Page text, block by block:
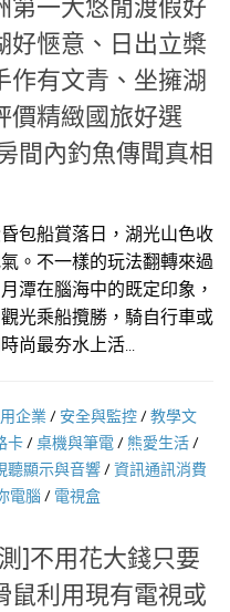
第一大悠閒渡假好
好愜意、日出立槳
作有文青、坐擁湖
價精緻國旅好選
間內釣魚傳聞真相
包船賞落日，湖光山色收
。不一樣的玩法翻轉來過
潭在腦海中的既定印象，
光乘船攬勝，騎自行車或
尚最夯水上活...
企業/ 安全與監控/教學文
卡/桌機與筆電/ 熊愛生活/
聽顯示與音響/資訊通訊消費
電腦/ 電視盒
]不用花大錢只要
鼠利用現有電視或